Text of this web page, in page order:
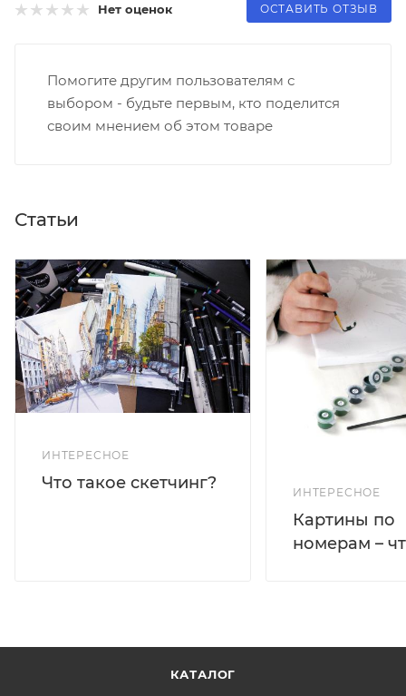
Нет оценок ОСТАВИТЬ ОТЗЫВ
Помогите другим пользователям с
выбором - будьте первым, кто поделится
своим мнением об этом товаре
Статьи
ИНТЕРЕСНОЕ
Что такое скетчинг?
ИНТЕРЕСНОЕ
Картины по
номерам –
КАТАЛОГ